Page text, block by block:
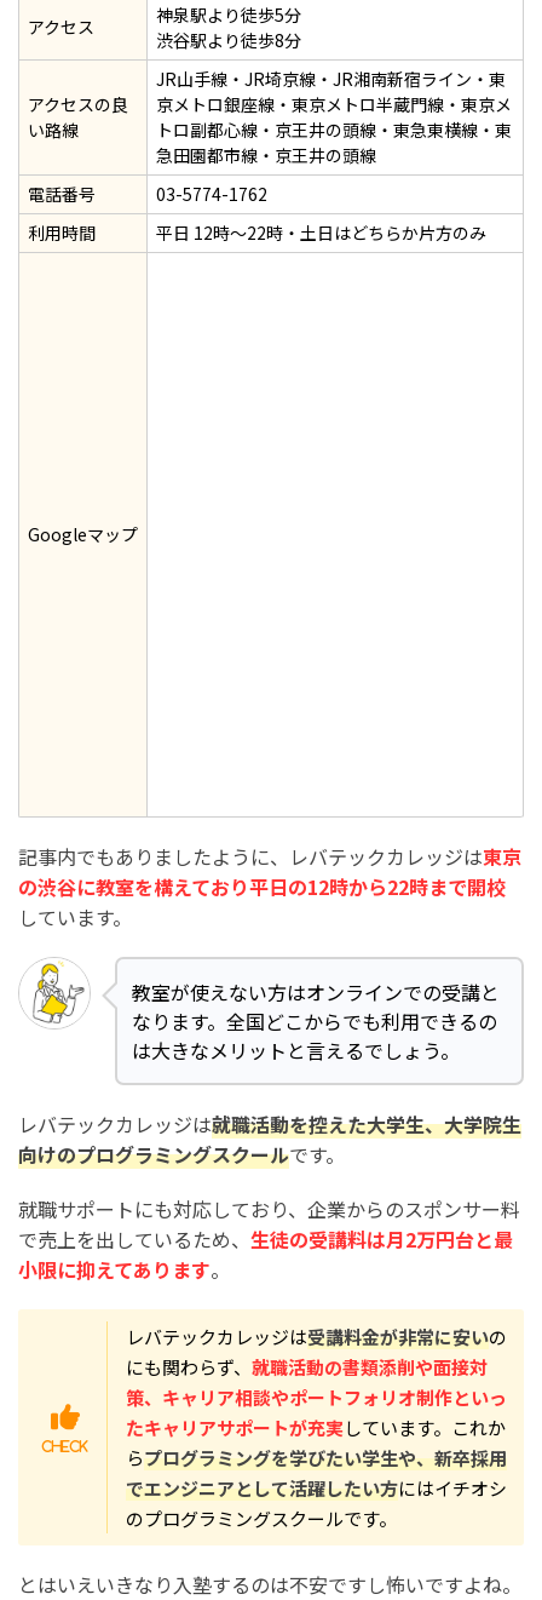
アクセス
神泉駅より徒歩5分
渋谷駅より徒歩8分
アクセスの良
い路線
JR山手線・JR埼京線・JR湘南新宿ライン・東
京メトロ銀座線・東京メトロ半蔵門線・東京メ
トロ副都心線・京王井の頭線・東急東横線・東
急田園都市線・京王井の頭線
電話番号
03-5774-1762
利用時間
平日 12時～22時・土日はどちらか片方のみ
Googleマップ
記事内でもありましたように、レバテックカレッジは東京
の渋谷に教室を構えており平日の12時から22時まで開校
しています。
教室が使えない方はオンラインでの受講と
なります。全国どこからでも利用できるの
は大きなメリットと言えるでしょう。
レバテックカレッジは就職活動を控えた大学生、大学院生
向けのプログラミングスクールです。
就職サポートにも対応しており、企業からのスポンサー料
で売上を出しているため、 生徒の受講料は月2万円台と最
小限に抑えてあります。
レバテックカレッジは受講料金が非常に安いの
にも関わらず、 就職活動の書類添削や面接対
策、キャリア相談やポートフォリオ制作といっ
たキャリアサポートが充実しています。これか
らプログラミングを学びたい学生や、新卒採用
でエンジニアとして活躍したい方にはイチオシ
のプログラミングスクールです。
とはいえいきなり入塾するのは不安ですし怖いですよね。